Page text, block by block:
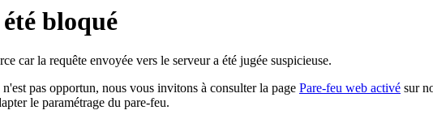
bloqué
car la requête envoyée vers le serveur a été jugée suspicieuse.
pas opportun, nous vous invitons à consulter la page Pare-feu web activé sur
le paramétrage du pare-feu.